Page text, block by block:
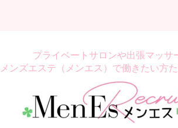
プライベートサロンや出張マッサ
メンズエステ（メンエス）で働きたい方